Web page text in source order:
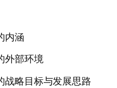
内涵
外部环境
战略目标与发展思路